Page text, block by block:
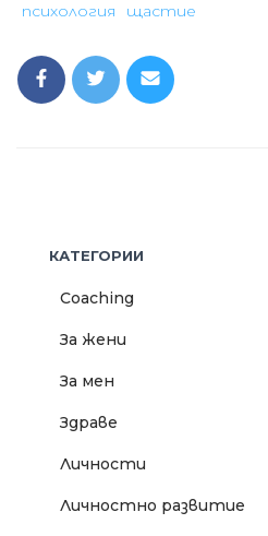
психология
щастие
КАТЕГОРИИ
Coaching
За жени
За мен
Здраве
Личности
Личностно развитие